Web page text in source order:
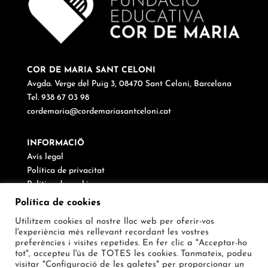
COR DE MARIA SANT CELONI
Avgda. Verge del Puig 3, 08470 Sant Celoni, Barcelona
Tel. 938 67 03 98
cordemaria@cordemariasantceloni.cat
INFORMACIÖ
Avís legal
Política de privacitat
Política de cookies
Canal de denúncies
SEGUEIX-NOS
Política de cookies
Utilitzem cookies al nostre lloc web per oferir-vos
l'experiència més rellevant recordant les vostres
preferències i visites repetides. En fer clic a "Acceptar-ho
tot", accepteu l'ús de TOTES les cookies. Tanmateix, podeu
visitar "Configuració de les galetes" per proporcionar un